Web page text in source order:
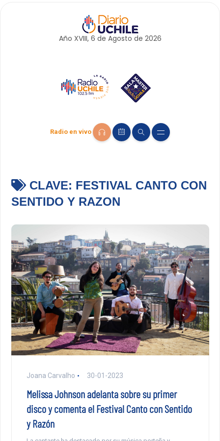
Año XVIII, 6 de Agosto de 2026
Radio en vivo
CLAVE: FESTIVAL CANTO CON
SENTIDO Y RAZON
Joana Carvalho 30-01-2023
Melissa Johnson adelanta sobre su primer
disco y comenta el Festival Canto con Sentido
y Razón